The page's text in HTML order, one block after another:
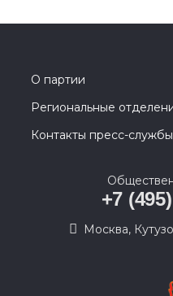
О партии
Региональные
Контакты пресс-службы
+7
Москва,